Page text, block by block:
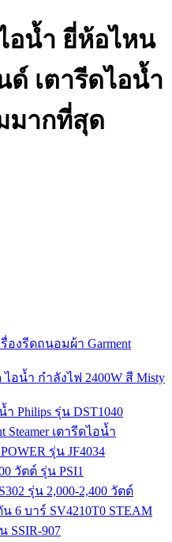
อน้ำ ยี่ห้อไหน
ด์ เตารีดไอน้ำ
มากที่สุด
องรีดถนอมผ้า Garment
ไอน้ำ กำลังไฟ 2400W สี Misty
ำ Philips รุ่น DST1040
Steamer เตารีดไอน้ำ
รุ่น JF4034
วัตต์ รุ่น PSI1
รุ่น 2,000-2,400 วัตต์
6 บาร์ SV4210T0 STEAM
SSIR-907